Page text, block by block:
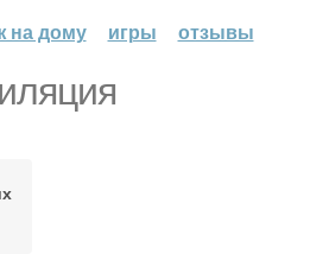
на дому
игры отзывы